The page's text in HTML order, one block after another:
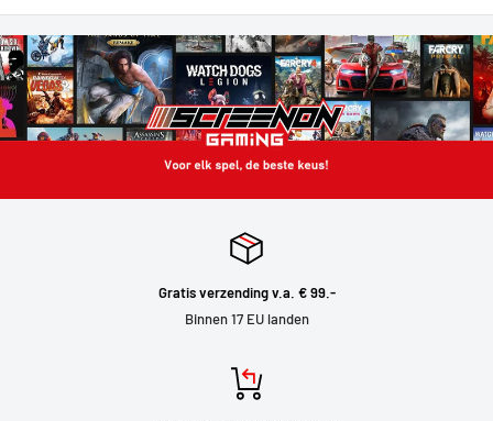
Gratis verzending v.a. € 99.-
Binnen 17 EU landen